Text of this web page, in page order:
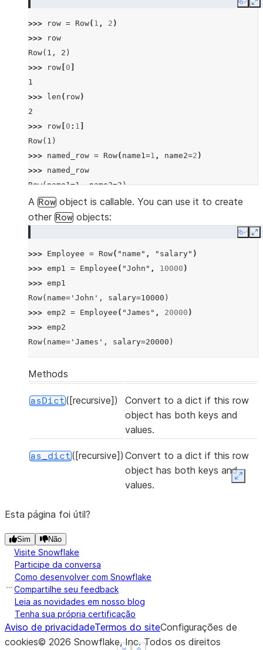
Copy
>>> row = Row( 1 , 2 )
>>>
row
Row(1, 2)
>>>
row 0
1
>>>
len ( row)
2
>>>
row 0 : 1
Row(1)
>>> named_row = Row( name1=1 , name2=2 )
>>> named_row
Row(name1=1, name2=2)
>>> named_row ["name1"]
1
>>> row ==
named_row
True
A Row object is callable. You can use it to create
other Row objects:
Copy
>>> Employee = Row( "name" , "salary" )
>>> emp1 = Employee ( "John" , 10000 )
>>> emp1
Row(name='John', salary=10000)
>>> emp2 = Employee ( "James" , 20000 )
>>> emp2
Row(name='James', salary=20000)
Methods
asDict([recursive])
Convert to a dict if this row
object has both keys and
values.
as_dict([recursive]) Convert to a dict if this row
object has both keys and
values.
Esta página foi útil?
Sim Não
Visite Snowflake
Participe da conversa
Como desenvolver com Snowflake
Compartilhe seu feedback
Leia as novidades em nosso blog
Tenha sua própria certificação
Aviso de privacidadeTermos do siteConfigurações de
cookies© 2026 Snowflake, Inc.Todos os direitos